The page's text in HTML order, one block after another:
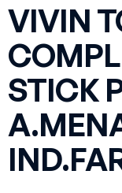
VIVIN
STICK